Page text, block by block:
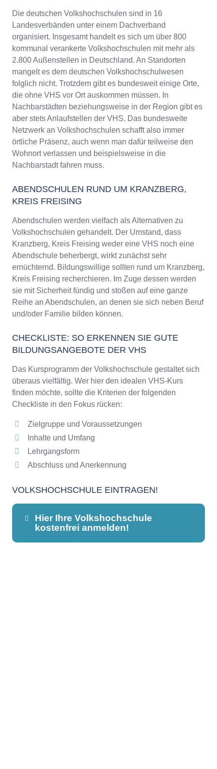
Die deutschen Volkshochschulen sind in 16
Landesverbänden unter einem Dachverband
organisiert. Insgesamt handelt es sich um über 800
kommunal verankerte Volkshochschulen mit mehr als
2.800 Außenstellen in Deutschland. An Standorten
mangelt es dem deutschen Volkshochschulwesen
folglich nicht. Trotzdem gibt es bundesweit einige Orte,
die ohne VHS vor Ort auskommen müssen. In
Nachbarstädten beziehungsweise in der Region gibt es
aber stets Anlaufstellen der VHS. Das bundesweite
Netzwerk an Volkshochschulen schafft also immer
örtliche Präsenz, auch wenn man dafür teilweise den
Wohnort verlassen und beispielsweise in die
Nachbarstadt fahren muss.
ABENDSCHULEN RUND UM KRANZBERG,
KREIS FREISING
Abendschulen werden vielfach als Alternativen zu
Volkshochschulen gehandelt. Der Umstand, dass
Kranzberg, Kreis Freising weder eine VHS noch eine
Abendschule beherbergt, wirkt zunächst sehr
ernüchternd. Bildungswillige sollten rund um Kranzberg,
Kreis Freising recherchieren. Im Zuge dessen werden
sie mit Sicherheit fündig und stoßen auf eine ganze
Reihe an Abendschulen, an denen sie sich neben Beruf
und/oder Familie bilden können.
CHECKLISTE: SO ERKENNEN SIE GUTE
BILDUNGSANGEBOTE DER VHS
Das Kursprogramm der Volkshochschule gestaltet sich
überaus vielfältig. Wer hier den idealen VHS-Kurs
finden möchte, sollte die Kriterien der folgenden
Checkliste in den Fokus rücken:
Zielgruppe und Voraussetzungen
Inhalte und Umfang
Lehrgangsform
Abschluss und Anerkennung
VOLKSHOCHSCHULE EINTRAGEN!
Hier Ihre Volkshochschule
kostenfrei anmelden!